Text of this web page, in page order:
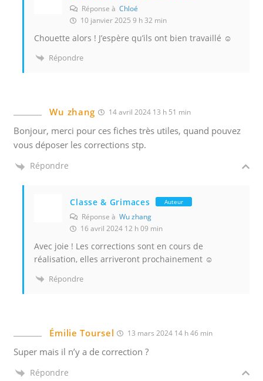
Réponse àChloé
10 janvier 2025 9 h 32 min
Chouette alors ! J’espère qu’ils ont bien travaillé ☺️
Répondre
Wu zhang 14 avril 2024 13 h 51 min
Bonjour, merci pour ces fiches très utiles, quand pouvez
vous déposer les corrections stp.
Répondre
Classe & Grimaces Auteur
Réponse àWu zhang
16 avril 2024 12 h 09 min
Avec joie ! Les corrections sont en cours de
réalisation, elles arriveront prochainement ☺️
Répondre
Émilie Toursel 13 mars 2024 14 h 46 min
Super mais il n’y a de correction ?
Répondre